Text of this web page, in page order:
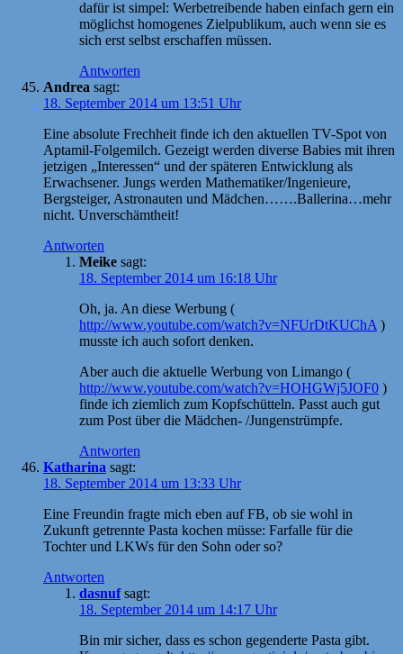
dafür ist simpel: Werbetreibende haben einfach gern ein
möglichst homogenes Zielpublikum, auch wenn sie es
sich erst selbst erschaffen müssen.
Antworten
Andrea sagt:
18. September 2014 um 13:51 Uhr
Eine absolute Frechheit finde ich den aktuellen TV-Spot von
Aptamil-Folgemilch. Gezeigt werden diverse Babies mit ihren
jetzigen „Interessen“ und der späteren Entwicklung als
Erwachsener. Jungs werden Mathematiker/Ingenieure,
Bergsteiger, Astronauten und Mädchen…….Ballerina…mehr
nicht. Unverschämtheit!
Antworten
Meike sagt:
18. September 2014 um 16:18 Uhr
Oh, ja. An diese Werbung (
http://www.youtube.com/watch?v=NFUrDtKUChA )
musste ich auch sofort denken.
Aber auch die aktuelle Werbung von Limango (
http://www.youtube.com/watch?v=HOHGWj5JOF0 )
finde ich ziemlich zum Kopfschütteln. Passt auch gut
zum Post über die Mädchen- /Jungenstrümpfe.
Antworten
Katharina sagt:
18. September 2014 um 13:33 Uhr
Eine Freundin fragte mich eben auf FB, ob sie wohl in
Zukunft getrennte Pasta kochen müsse: Farfalle für die
Tochter und LKWs für den Sohn oder so?
Antworten
dasnuf sagt:
18. September 2014 um 14:17 Uhr
Bin mir sicher, dass es schon gegenderte Pasta gibt.